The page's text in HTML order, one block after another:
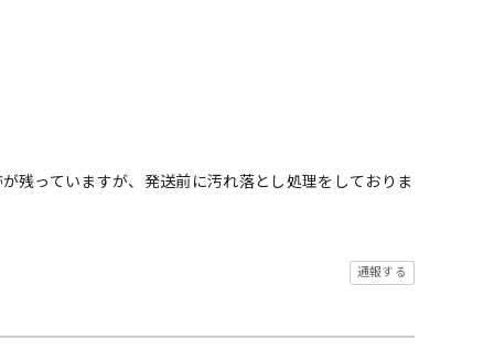
残っていますが、発送前に汚れ落とし処理をしておりま
通報する